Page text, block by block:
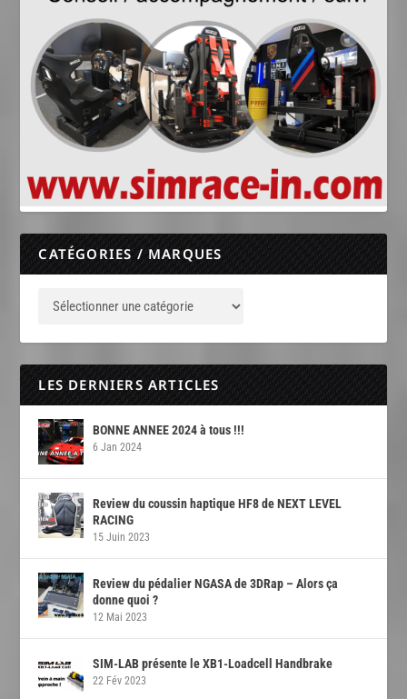
CATÉGORIES / MARQUES
LES DERNIERS ARTICLES
BONNE ANNEE 2024 à tous !!!
6 Jan 2024
Review du coussin haptique HF8 de NEXT LEVEL
RACING
15 Juin 2023
Review du pédalier NGASA de 3DRap – Alors ça
donne quoi ?
12 Mai 2023
SIM-LAB présente le XB1-Loadcell Handbrake
22 Fév 2023